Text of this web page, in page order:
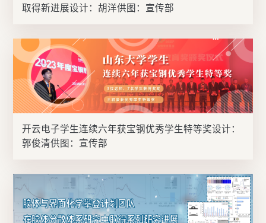
取得新进展设计：胡洋供图：宣传部
开云电子学生连续六年获宝钢优秀学生特等奖设计：
郭俊清供图：宣传部